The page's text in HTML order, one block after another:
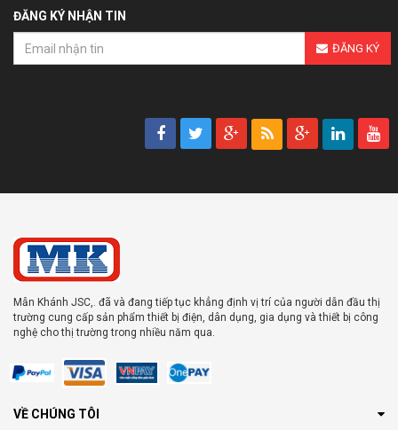
ĐĂNG KÝ NHẬN TIN
ĐĂNG KÝ
Mẫn Khánh JSC,. đã và đang tiếp tục khẳng định vị trí của người dẫn đầu thị
trường cung cấp sản phẩm thiết bị điện, dân dụng, gia dụng và thiết bị công
nghệ cho thị trường trong nhiều năm qua.
VỀ CHÚNG TÔI